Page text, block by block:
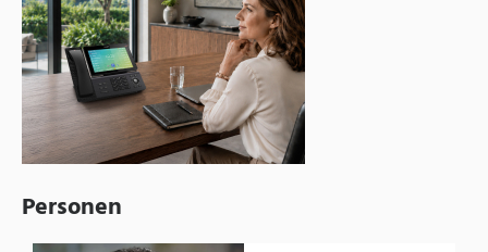
Personen